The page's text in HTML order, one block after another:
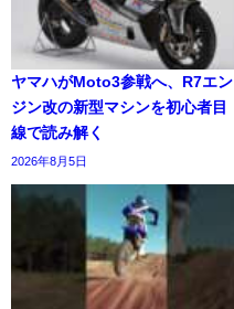
ヤマハがMoto3参戦へ、R7エン
ジン改の新型マシンを初心者目
線で読み解く
2026年8月5日